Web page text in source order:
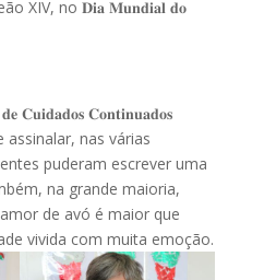
XIV, no 𝐃𝐢𝐚 𝐌𝐮𝐧𝐝𝐢𝐚𝐥 𝐝𝐨
𝐂𝐮𝐢𝐝𝐚𝐝𝐨𝐬 𝐂𝐨𝐧𝐭𝐢𝐧𝐮𝐚𝐝𝐨𝐬
assinalar, nas várias
puderam escrever uma
na grande maioria,
de avó é maior que
vivida com muita emoção.